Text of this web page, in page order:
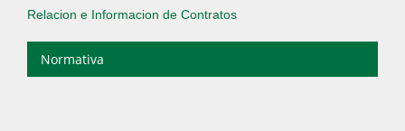
Relacion e Informacion de Contratos
Normativa